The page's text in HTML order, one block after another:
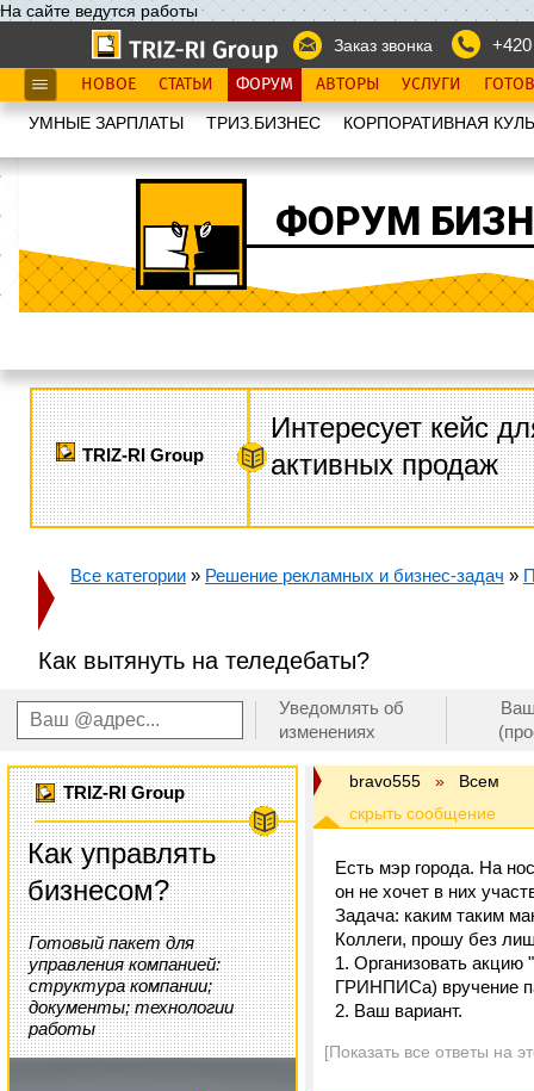
На сайте ведутся работы
Заказ звонка
НОВОЕ СТАТЬИ ФОРУМ АВТОРЫ УСЛУГИ
УМНЫЕ ЗАРПЛАТЫ ТРИЗ.БИЗНЕС КОРПОРАТИВНАЯ
ФОРУМ
TRIZ-RI Group
Интересует кейс
активных продаж
Все категории » Решение рекламных и бизнес-задач »
Как вытянуть на теледебаты?
Уведомлять об
изменениях
TRIZ-RI Group
Как управлять
бизнесом?
Готовый пакет для
управления компанией:
структура компании;
документы; технологии
работы
bravo555 » Всем
Есть мэр города. На
он не хочет в них
Задача: каким таким
Коллеги, прошу без
1. Организовать акцию
ГРИНПИСа) вручение
2. Ваш вариант.
[Показать все ответы на